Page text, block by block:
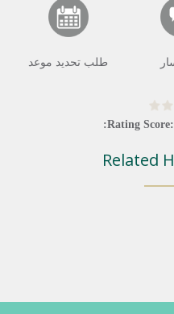
طلب تحديد موعد
Rating Score:
Related